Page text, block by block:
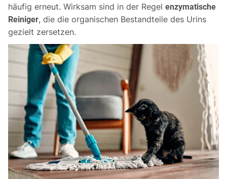
häufig erneut. Wirksam sind in der Regel enzymatische
Reiniger, die die organischen Bestandteile des Urins
gezielt zersetzen.